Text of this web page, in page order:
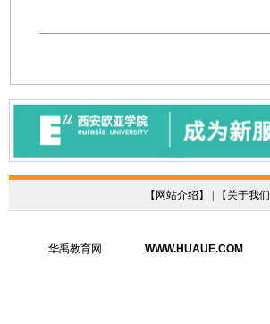
【 网站介绍 】 | 【 关于我们
华禹教育网 WWW.HUAUE.COM